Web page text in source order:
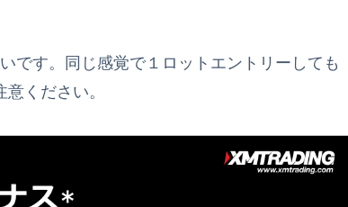
です。同じ感覚で１ロットエントリーしても
ください。